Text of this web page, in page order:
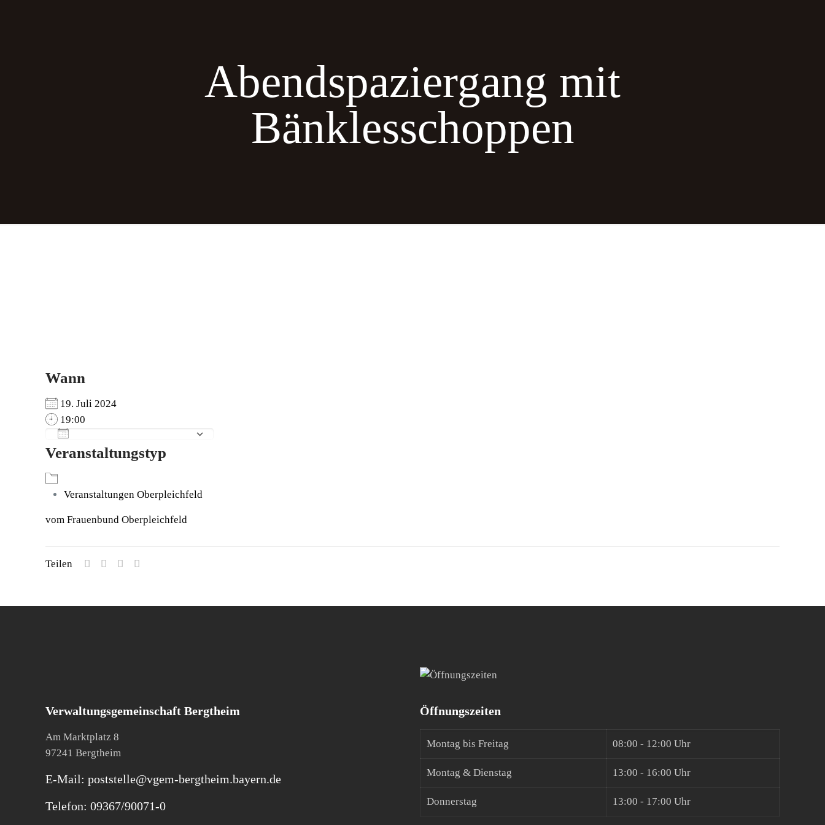
Abendspaziergang mit
Bänklesschoppen
Wann
19. Juli 2024
19:00
ICS herunterladen
Google Kalender
iCalendarOffice 365
Veranstaltungstyp
Veranstaltungen Oberpleichfeld
vom Frauenbund Oberpleichfeld
Teilen
Verwaltungsgemeinschaft Bergtheim
Am Marktplatz 8
97241 Bergtheim
E-Mail: poststelle@vgem-bergtheim.bayern.de
Telefon: 09367/90071-0
Öffnungszeiten
Montag bis Freitag 08:00 - 12:00 Uhr
Montag & Dienstag 13:00 - 16:00 Uhr
Donnerstag 13:00 - 17:00 Uhr